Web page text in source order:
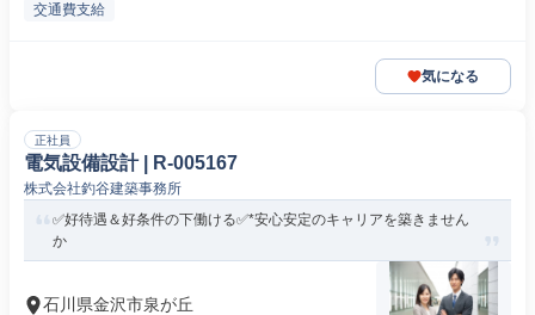
交通費支給
気になる
正社員
電気設備設計 | R-005167
株式会社釣谷建築事務所
✅好待遇＆好条件の下働ける✅*安心安定のキャリアを築きません
か
石川県金沢市泉が丘